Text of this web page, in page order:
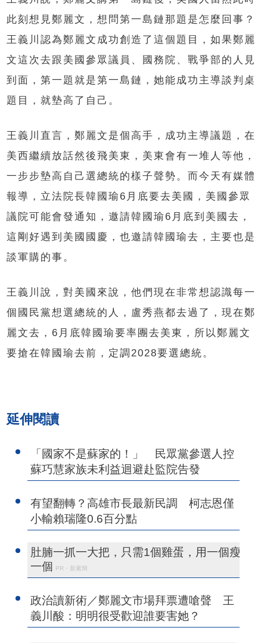
此刻想見鄭麗文，想問第一島鏈那題是怎麼回事？
王義川認為鄭麗文成功創造了這個題目，如果鄭麗
文這次去跟美國參眾議員、國務院、戰爭部的人見
到面，第一題就是第一島鏈，她能成功主導談判桌
題目，就墊高了自己。
王義川直言，鄭麗文是個高手，成功主導議題，在
美西繼續放話然後飛美東，美東會有一堆人等他，
一步步墊高自己選總統的樣子聲勢。而今天有媒體
報導，立法院長韓國瑜6月底要去美國，美國參眾
議院可能會發通知，邀請韓國瑜6月底到美國去，
這剛好遇到美國國慶，也邀請韓國瑜去，主要也是
談軍購的事。
王義川說，對美國來說，他們現在非常想認識每一
個國民黨想選總統的人，盧秀燕都去過了，現在鄭
麗文去，6月底韓國瑜要率團去美東，所以鄭麗文
要搶在韓國瑜去前，定調2028要選總統。
延伸閱讀
「國家不是蘇家的！」 民眾黨參選人控
蘇巧慧家族未利益迴避赴監院告發
有望翻轉？高雄市長最新民調 柯志恩僅
小輸賴瑞隆0.6百分點
肚腩一抓一大把，只需1個雞蛋，用一個瘦
一個
PR・新素簡
政治讀新術／鄭麗文市場拜票遭嗆聲 王
義川酸：明明很受歡迎誰要害她？